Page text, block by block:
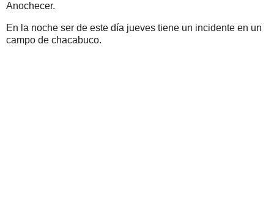
Anochecer.
En la noche ser de este día jueves tiene un incidente en un
campo de chacabuco.